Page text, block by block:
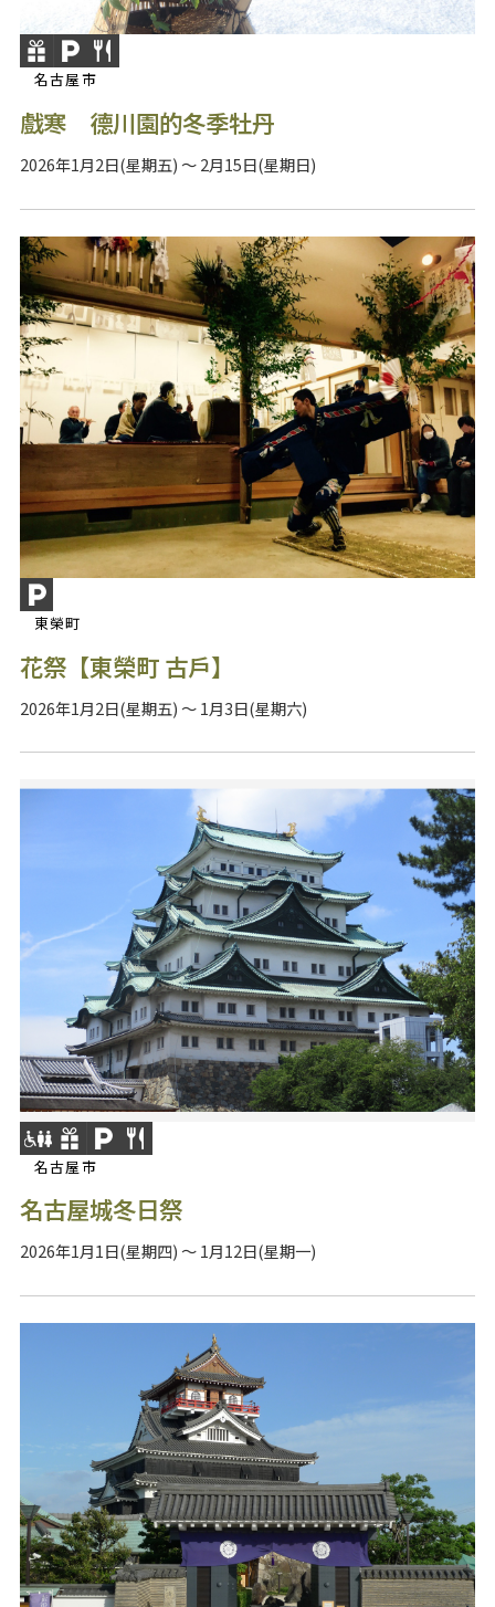
名古屋市
戲寒 德川園的冬季牡丹
2026年1月2日(星期五) ～ 2月15日(星期日)
東榮町
花祭【東榮町 古戶】
2026年1月2日(星期五) ～ 1月3日(星期六)
名古屋市
名古屋城冬日祭
2026年1月1日(星期四) ～ 1月12日(星期一)